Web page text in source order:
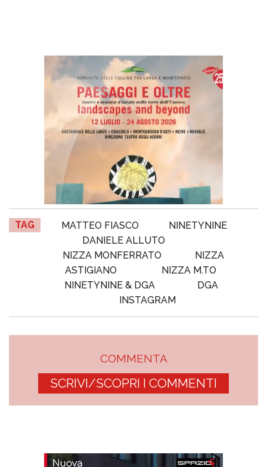
TAG MATTEO FIASCO
NINETYNINE
DANIELE ALLUTO
NIZZA MONFERRATO
NIZZA
ASTIGIANO
NIZZA M.TO
NINETYNINE & DGA
DGA
INSTAGRAM
COMMENTA
SCRIVI/SCOPRI I COMMENTI